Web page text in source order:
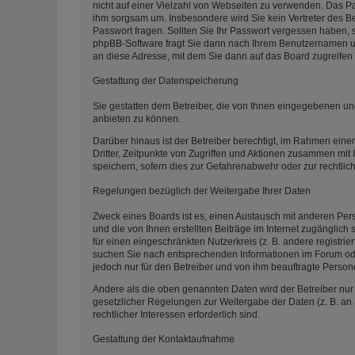
nicht auf einer Vielzahl von Webseiten zu verwenden. Das
ihm sorgsam um. Insbesondere wird Sie kein Vertreter des
Passwort fragen. Sollten Sie Ihr Passwort vergessen haben,
phpBB-Software fragt Sie dann nach Ihrem Benutzernamen
an diese Adresse, mit dem Sie dann auf das Board
Gestattung der Datenspeicherung
Sie gestatten dem Betreiber, die von Ihnen eingegebenen
anbieten zu können.
Darüber hinaus ist der Betreiber berechtigt, im Rahmen
Dritter, Zeitpunkte von Zugriffen und Aktionen zusammen
speichern, sofern dies zur Gefahrenabwehr oder zur
Regelungen bezüglich der Weitergabe Ihrer Daten
Zweck eines Boards ist es, einen Austausch mit anderen
und die von Ihnen erstellten Beiträge im Internet
für einen eingeschränkten Nutzerkreis (z. B. andere
suchen Sie nach entsprechenden Informationen im Forum
jedoch nur für den Betreiber und von ihm beauftragte
Andere als die oben genannten Daten wird der Betreiber
gesetzlicher Regelungen zur Weitergabe der Daten (z. B.
rechtlicher Interessen erforderlich sind.
Gestattung der Kontaktaufnahme